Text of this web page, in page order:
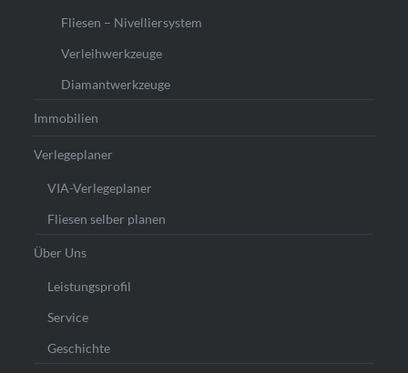
Fliesen – Nivelliersystem
Verleihwerkzeuge
Diamantwerkzeuge
Immobilien
Verlegeplaner
VIA-Verlegeplaner
Fliesen selber planen
Über Uns
Leistungsprofil
Service
Geschichte